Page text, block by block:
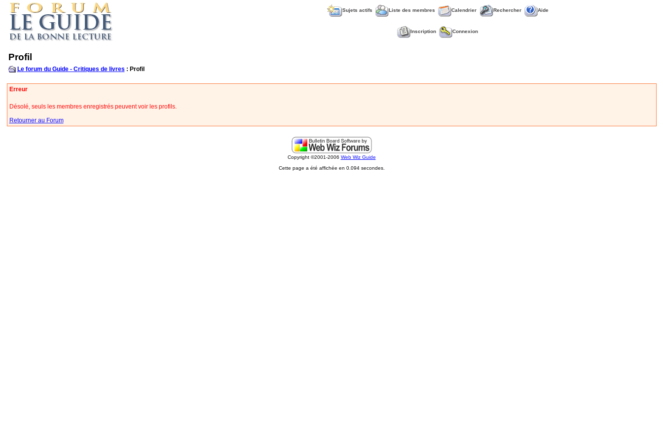
Sujets actifs Liste des membres Calendrier Rechercher Aide
Inscription Connexion
Profil
Le forum du Guide - Critiques de livres : Profil
Erreur
Désolé, seuls les membres enregistrés peuvent voir les profils.
Retourner au Forum
Copyright ©2001-2006 Web Wiz Guide
Cette page a été affichée en 0.094 secondes.